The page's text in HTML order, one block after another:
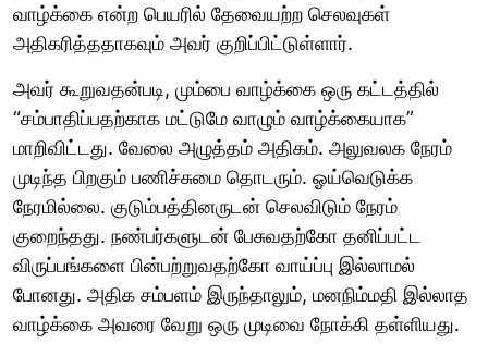
வாழ்க்கை என்ற பெயரில் தேவையற்ற செலவுகள்
அதிகரித்ததாகவும் அவர் குறிப்பிட்டுள்ளார்.
அவர் கூறுவதன்படி, மும்பை வாழ்க்கை ஒரு கட்டத்தில்
“சம்பாதிப்பதற்காக மட்டுமே வாழும் வாழ்க்கையாக”
மாறிவிட்டது. வேலை அழுத்தம் அதிகம். அலுவலக நேரம்
முடிந்த பிறகும் பணிச்சுமை தொடரும். ஓய்வெடுக்க
நேரமில்லை. குடும்பத்தினருடன் செலவிடும் நேரம்
குறைந்தது. நண்பர்களுடன் பேசுவதற்கோ தனிப்பட்ட
விருப்பங்களை பின்பற்றுவதற்கோ வாய்ப்பு இல்லாமல்
போனது. அதிக சம்பளம் இருந்தாலும், மனநிம்மதி இல்லாத
வாழ்க்கை அவரை வேறு ஒரு முடிவை நோக்கி தள்ளியது.